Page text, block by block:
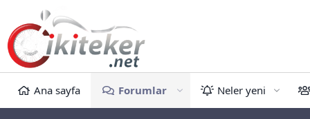
Ana sayfa Forumlar Neler yeni